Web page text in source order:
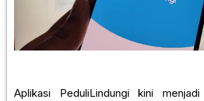
Aplikasi PeduliLindungi kini